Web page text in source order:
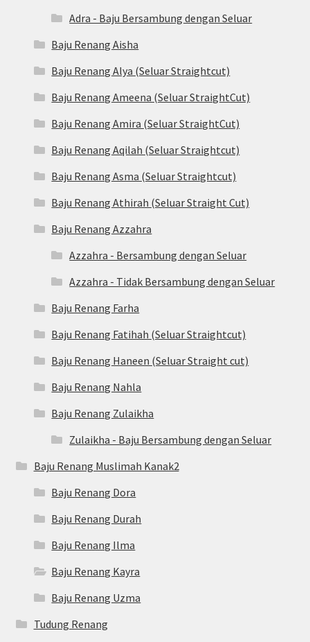
Adra - Baju Bersambung dengan Seluar
Baju Renang Aisha
Baju Renang Alya (Seluar Straightcut)
Baju Renang Ameena (Seluar StraightCut)
Baju Renang Amira (Seluar StraightCut)
Baju Renang Aqilah (Seluar Straightcut)
Baju Renang Asma (Seluar Straightcut)
Baju Renang Athirah (Seluar Straight Cut)
Baju Renang Azzahra
Azzahra - Bersambung dengan Seluar
Azzahra - Tidak Bersambung dengan Seluar
Baju Renang Farha
Baju Renang Fatihah (Seluar Straightcut)
Baju Renang Haneen (Seluar Straight cut)
Baju Renang Nahla
Baju Renang Zulaikha
Zulaikha - Baju Bersambung dengan Seluar
Baju Renang Muslimah Kanak2
Baju Renang Dora
Baju Renang Durah
Baju Renang Ilma
Baju Renang Kayra
Baju Renang Uzma
Tudung Renang